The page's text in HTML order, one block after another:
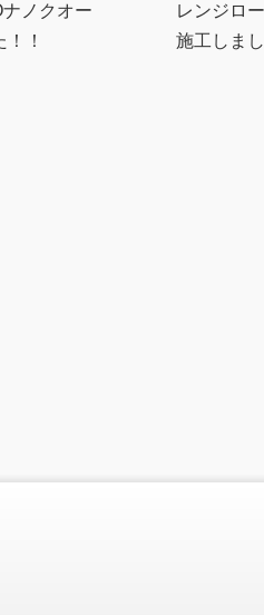
ノクオー
！
レンジロ
施工しま